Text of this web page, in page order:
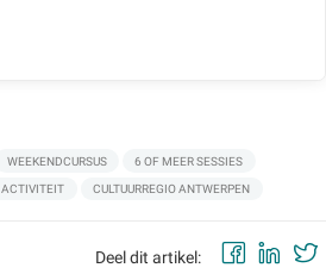
WEEKENDCURSUS 6 OF MEER SESSIES
ACTIVITEIT CULTUURREGIO ANTWERPEN
Deel dit artikel: